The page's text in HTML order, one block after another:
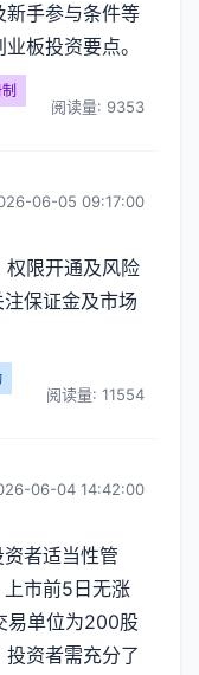
新手参与条件等
板投资要点。
阅读量: 9353
06-05 09:17:00
权限开通及风险
保证金及市场
阅读量: 11554
06-04 14:42:00
者适当性管
市前5日无涨
易单位为200股
资者需充分了